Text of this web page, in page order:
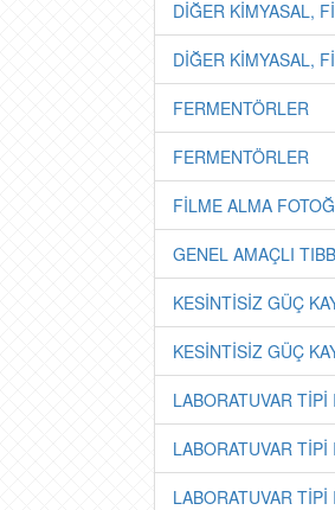
DİĞER KİMYASAL,
DİĞER KİMYASAL,
FERMENTÖRLER
FERMENTÖRLER
FİLME ALMA
GENEL AMAÇLI
KESİNTİSİZ GÜÇ
KESİNTİSİZ GÜÇ
LABORATUVAR
LABORATUVAR
LABORATUVAR